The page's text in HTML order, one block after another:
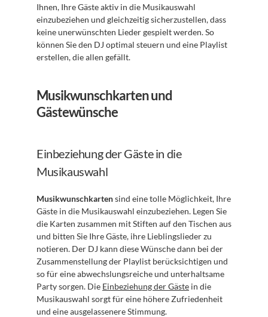
Ihnen, Ihre Gäste aktiv in die Musikauswahl
einzubeziehen und gleichzeitig sicherzustellen, dass
keine unerwünschten Lieder gespielt werden. So
können Sie den DJ optimal steuern und eine Playlist
erstellen, die allen gefällt.
Musikwunschkarten und
Gästewünsche
Einbeziehung der Gäste in die
Musikauswahl
Musikwunschkarten sind eine tolle Möglichkeit, Ihre
Gäste in die Musikauswahl einzubeziehen. Legen Sie
die Karten zusammen mit Stiften auf den Tischen aus
und bitten Sie Ihre Gäste, ihre Lieblingslieder zu
notieren. Der DJ kann diese Wünsche dann bei der
Zusammenstellung der Playlist berücksichtigen und
so für eine abwechslungsreiche und unterhaltsame
Party sorgen. Die Einbeziehung der Gäste in die
Musikauswahl sorgt für eine höhere Zufriedenheit
und eine ausgelassenere Stimmung.